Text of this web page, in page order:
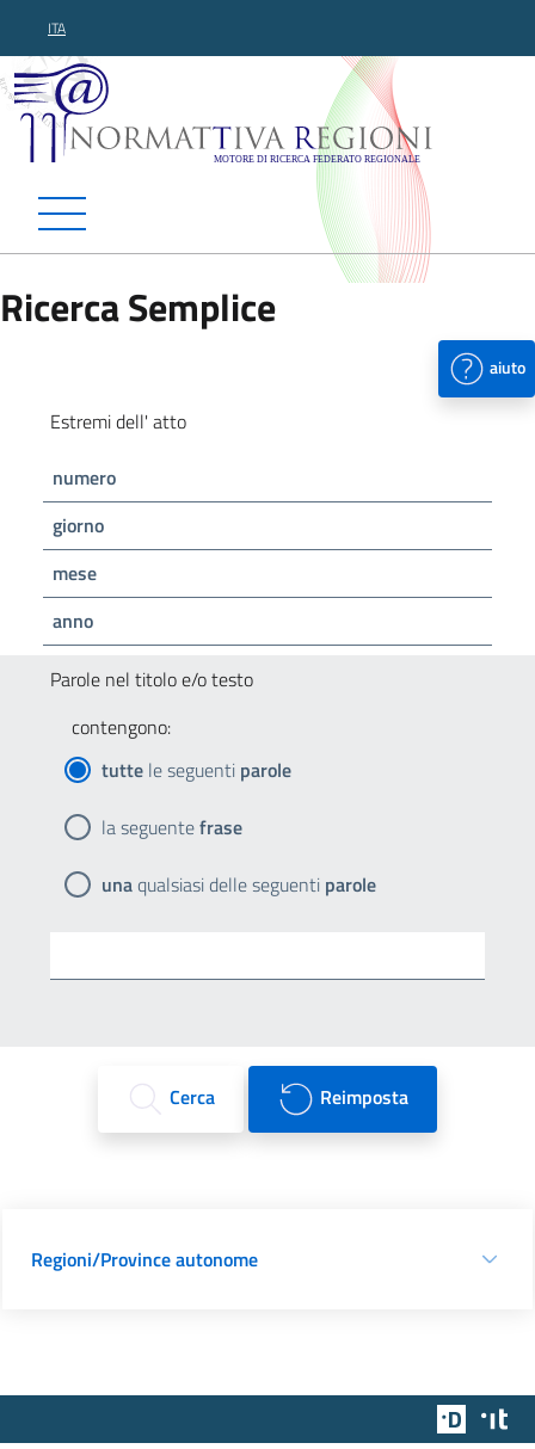
ITA
Normattiva Regioni -
Ricerca Semplice
aiuto
Estremi dell' atto
numero
giorno
mese
anno
Parole nel titolo e/o testo
contengono:
tutte le seguenti parole
la seguentefrase
unaqualsiasi delle seguenti parole
Cerca Reimposta
Regioni/Province autonome
Team